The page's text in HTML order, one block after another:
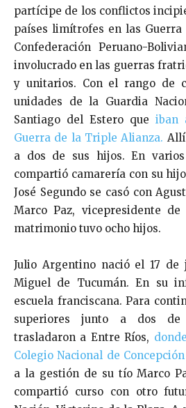
partícipe de los conflictos
países limítrofes en las
Confederación Peruano-
involucrado en las guerras
y unitarios. Con el rango de
unidades de la Guardia
Santiago del Estero que iban
Guerra de la Triple Alianza.
a dos de sus hijos. En
compartió camarería con su
José Segundo se casó con
Marco Paz, vicepresidente
matrimonio tuvo ocho hijos.
Julio Argentino nació el 17 de
Miguel de Tucumán. En su
escuela franciscana. Para
superiores junto a dos de
trasladaron a Entre Ríos,
Colegio Nacional de
a la gestión de su tío Marco
compartió curso con otro